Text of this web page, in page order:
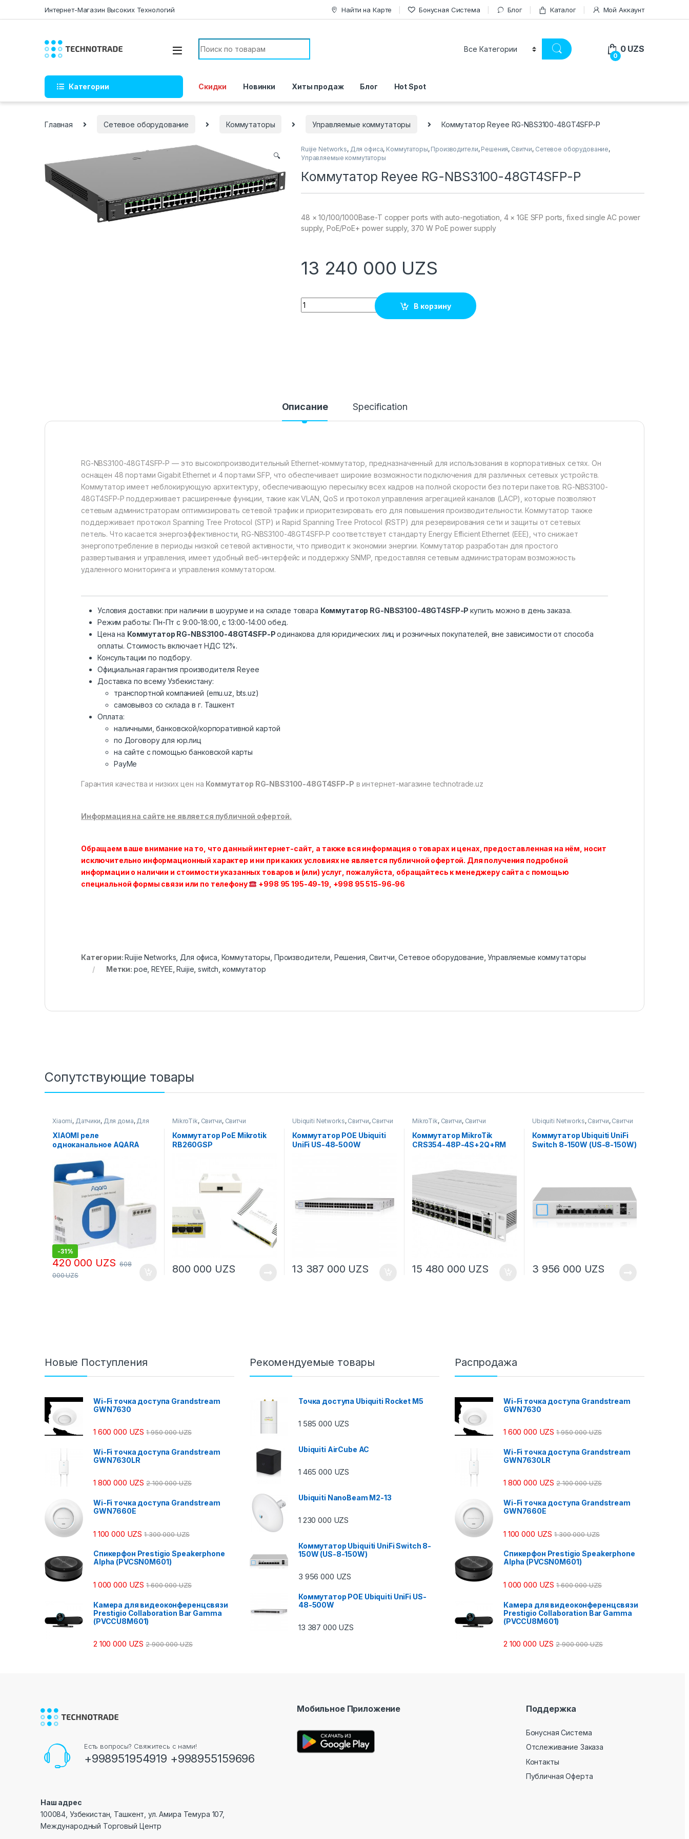
Интернет-Магазин Высоких Технологий Найти на Карте Бонусная Система Блог Каталог Мой Аккаунт
Search for:
0
0 UZS
Категории Скидки Новинки Хиты продаж Блог Hot Spot
Главная Сетевое оборудование Коммутаторы Управляемые коммутаторы Коммутатор Reyee RG-NBS3100-48GT4SFP-P
🔍
Ruijie Networks, Для офиса, Коммутаторы, Производители, Решения, Свитчи, Сетевое оборудование,
Управляемые коммутаторы
Коммутатор Reyee RG-NBS3100-48GT4SFP-P
48 × 10/100/1000Base-T copper ports with auto-negotiation, 4 × 1GE SFP ports, fixed single AC power
supply, PoE/PoE+ power supply, 370 W PoE power supply
13 240 000 UZS
Quantity
В корзину
Описание Specification
RG-NBS3100-48GT4SFP-P — это высокопроизводительный Ethernet-коммутатор, предназначенный для использования в корпоративных сетях. Он
оснащен 48 портами Gigabit Ethernet и 4 портами SFP, что обеспечивает широкие возможности подключения для различных сетевых устройств.
Коммутатор имеет неблокирующую архитектуру, обеспечивающую пересылку всех кадров на полной скорости без потери пакетов. RG-NBS3100-
48GT4SFP-P поддерживает расширенные функции, такие как VLAN, QoS и протокол управления агрегацией каналов (LACP), которые позволяют
сетевым администраторам оптимизировать сетевой трафик и приоритезировать его для повышения производительности. Коммутатор также
поддерживает протокол Spanning Tree Protocol (STP) и Rapid Spanning Tree Protocol (RSTP) для резервирования сети и защиты от сетевых
петель. Что касается энергоэффективности, RG-NBS3100-48GT4SFP-P соответствует стандарту Energy Efficient Ethernet (EEE), что снижает
энергопотребление в периоды низкой сетевой активности, что приводит к экономии энергии. Коммутатор разработан для простого
развертывания и управления, имеет удобный веб-интерфейс и поддержку SNMP, предоставляя сетевым администраторам возможность
удаленного мониторинга и управления коммутатором.
Условия доставки: при наличии в шоуруме и на складе товара Коммутатор RG-NBS3100-48GT4SFP-Pкупить можно в день заказа.
Режим работы: Пн-Пт с 9:00-18:00, c 13:00-14:00 обед.
Цена на Коммутатор RG-NBS3100-48GT4SFP-Pодинакова для юридических лиц и розничных покупателей, вне зависимости от способа
оплаты. Стоимость включает НДС 12%.
Консультации по подбору.
Официальная гарантия производителя Reyee
Доставка по всему Узбекистану:
транспортной компанией (emu.uz, bts.uz)
самовывоз со склада в г. Ташкент
Оплата:
наличными, банковской/корпоративной картой
по Договору для юр.лиц
на сайте с помощью банковской карты
PayMe
Гарантия качества и низких цен на Коммутатор RG-NBS3100-48GT4SFP-P в интернет-магазине technotrade.uz
Информация на сайте не является публичной офертой.
Обращаем ваше внимание на то, что данный интернет-сайт, а также вся информация о товарах и ценах, предоставленная на нём, носит
исключительно информационный характер и ни при каких условиях не является публичной офертой. Для получения подробной
информации о наличии и стоимости указанных товаров и (или) услуг, пожалуйста, обращайтесь к менеджеру сайта с помощью
специальной формы связи или по телефону
+998 95 195-49-19, +998 95 515-96-96
Категории:Ruijie Networks Для офиса Коммутаторы Производители Решения ,Свитчи ,Сетевое оборудование ,Управляемые коммутаторы
Метки: poe ,REYEE ,Ruijie ,switch ,коммутатор
Сопутствующие товары
Xiaomi, Датчики, Для дома, Для
дома,Решения
XIAOMI реле
одноканальное AQARA
нулевой линии SSM-U02
-31%
420 000 UZS 608
000UZS
MikroTik, Свитчи, Свитчи
Коммутатор PoE Mikrotik
RB260GSP
800 000 UZS
Ubiquiti Networks, Свитчи, Свитчи
Коммутатор POE Ubiquiti
UniFi US-48-500W
13 387 000 UZS
MikroTik, Свитчи, Свитчи
Коммутатор MikroTik
CRS354-48P-4S+2Q+RM
15 480 000 UZS
Ubiquiti Networks, Свитчи, Свитчи
Коммутатор Ubiquiti UniFi
Switch 8-150W (US-8-150W)
3 956 000 UZS
Новые Поступления
Wi-Fi точка доступа Grandstream
GWN7630
1 600 000 UZS 1 950 000UZS
Wi-Fi точка доступа Grandstream
GWN7630LR
1 800 000 UZS 2 100 000UZS
Wi-Fi точка доступа Grandstream
GWN7660E
1 100 000 UZS 1 300 000UZS
Спикерфон Prestigio Speakerphone
Alpha (PVCSN0M601)
1 000 000 UZS 1 600 000UZS
Камера для видеоконференцсвязи
Prestigio Collaboration Bar Gamma
(PVCCU8M601)
2 100 000 UZS 2 900 000UZS
Рекомендуемые товары
Точка доступа Ubiquiti Rocket M5
1 585 000 UZS
Ubiquiti AirCube AC
1 465 000 UZS
Ubiquiti NanoBeam M2-13
1 230 000 UZS
Коммутатор Ubiquiti UniFi Switch 8-
150W (US-8-150W)
3 956 000 UZS
Коммутатор POE Ubiquiti UniFi US-
48-500W
13 387 000 UZS
Распродажа
Wi-Fi точка доступа Grandstream
GWN7630
1 600 000 UZS 1 950 000UZS
Wi-Fi точка доступа Grandstream
GWN7630LR
1 800 000 UZS 2 100 000UZS
Wi-Fi точка доступа Grandstream
GWN7660E
1 100 000 UZS 1 300 000UZS
Спикерфон Prestigio Speakerphone
Alpha (PVCSN0M601)
1 000 000 UZS 1 600 000UZS
Камера для видеоконференцсвязи
Prestigio Collaboration Bar Gamma
(PVCCU8M601)
2 100 000 UZS 2 900 000UZS
Есть вопросы? Свяжитесь с нами!
+998951954919 +998955159696
Наш адрес
100084, Узбекистан, Ташкент, ул. Амира Темура 107,
Международный Торговый Центр
Мобильное Приложение Поддержка
Бонусная Система
Отслеживание Заказа
Контакты
Публичная Оферта